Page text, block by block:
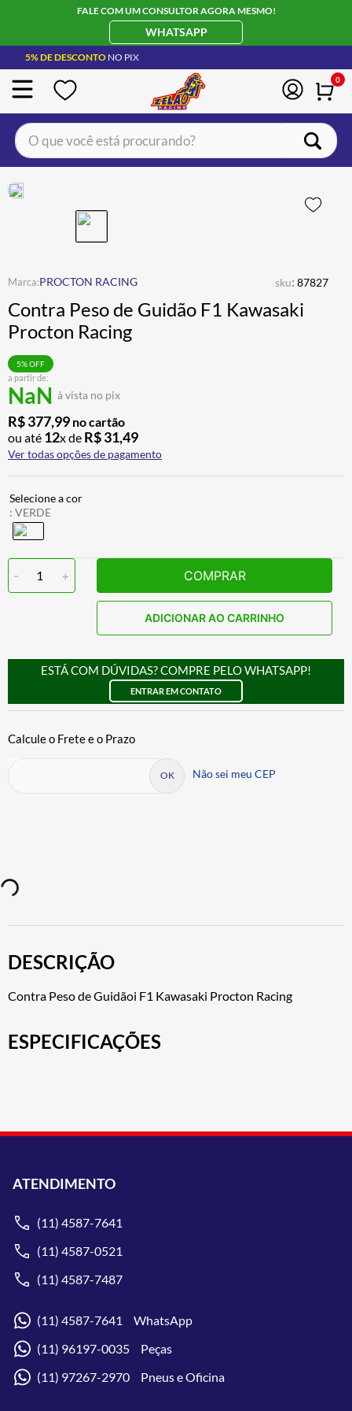
FALE COM UM CONSULTOR AGORA MESMO!
WHATSAPP
5% DE DESCONTO NO PIX
0
O que você está procurando?
PROCTON RACING sku: 87827
Contra Peso de Guidão F1 Kawasaki
Procton Racing
a partir de:
NaN à vista no pix
5% OFF
R$377,99 no cartão
ou até 12x de R$31,49
Ver todas opções de pagamento
: VERDE
- 1 + COMPRAR
ADICIONAR AO CARRINHO
ESTÁ COM DÚVIDAS? COMPRE PELO WHATSAPP!
ENTRAR EM CONTATO
Não sei meu CEP
DESCRIÇÃO
Contra Peso de Guidãoi F1 Kawasaki Procton Racing
ESPECIFICAÇÕES
ATENDIMENTO
(11) 4587-7641
(11) 4587-0521
(11) 4587-7487
(11) 4587-7641 WhatsApp
(11) 96197-0035 Peças
(11) 97267-2970 Pneus e Oficina
BOTA
4º ÓCULOS SOLAR
5º LUVA
6º BAU
7º
8 º ALPINESTAR
9º AIROH
10º BOTAS